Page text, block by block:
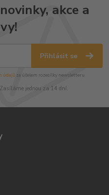
akce a
Přihlásit se
údajůza účelem rozesílky newsletteru.
jednou za 14 dní.